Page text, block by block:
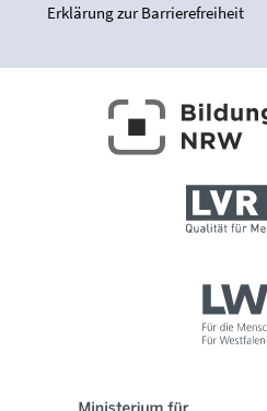
Erklärung zur Barrierefreiheit